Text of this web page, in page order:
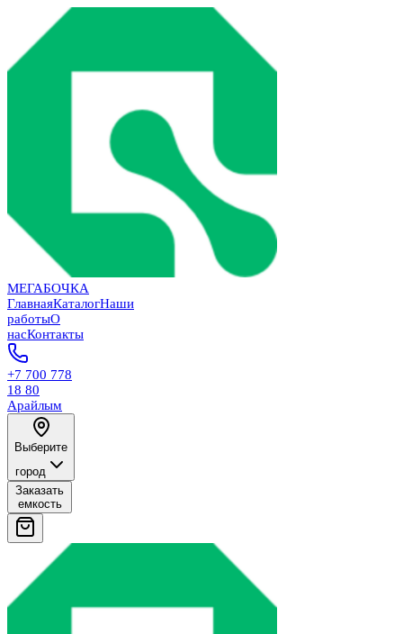
МЕГАБОЧКА
ГлавнаяКаталогНаши
работыО
насКонтакты
+7 700 778
18 80
Арайлым
Выберите
город
Заказать
емкость